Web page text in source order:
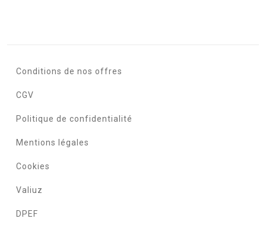
Conditions de nos offres
CGV
Politique de confidentialité
Mentions légales
Cookies
Valiuz
DPEF